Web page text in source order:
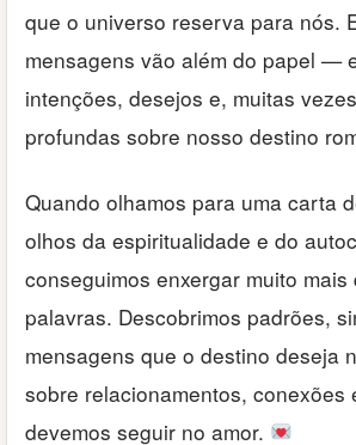
que o universo reserva para nós.
mensagens vão além do papel —
intenções, desejos e, muitas
profundas sobre nosso destino
Quando olhamos para uma carta
olhos da espiritualidade e do
conseguimos enxergar muito
palavras. Descobrimos padrões,
mensagens que o destino deseja
sobre relacionamentos, conexões
devemos seguir no amor.